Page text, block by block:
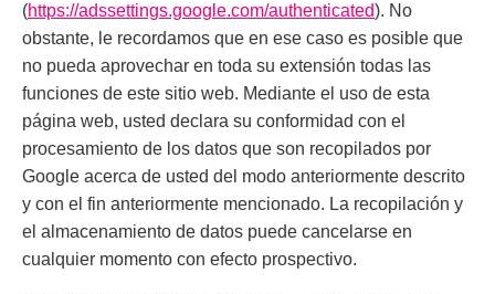
(https://adssettings.google.com/authenticated). No
obstante, le recordamos que en ese caso es posible que
no pueda aprovechar en toda su extensión todas las
funciones de este sitio web. Mediante el uso de esta
página web, usted declara su conformidad con el
procesamiento de los datos que son recopilados por
Google acerca de usted del modo anteriormente descrito
y con el fin anteriormente mencionado. La recopilación y
el almacenamiento de datos puede cancelarse en
cualquier momento con efecto prospectivo.